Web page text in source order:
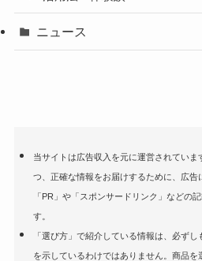
ニュース
当サイトは広告収入を元に運営されてい
つ、正確な情報をお届けするために、広告
「PR」や「スポンサードリンク」などの
す。
「選び方」で紹介している情報は、必ず
を示しているわけではありません。商品